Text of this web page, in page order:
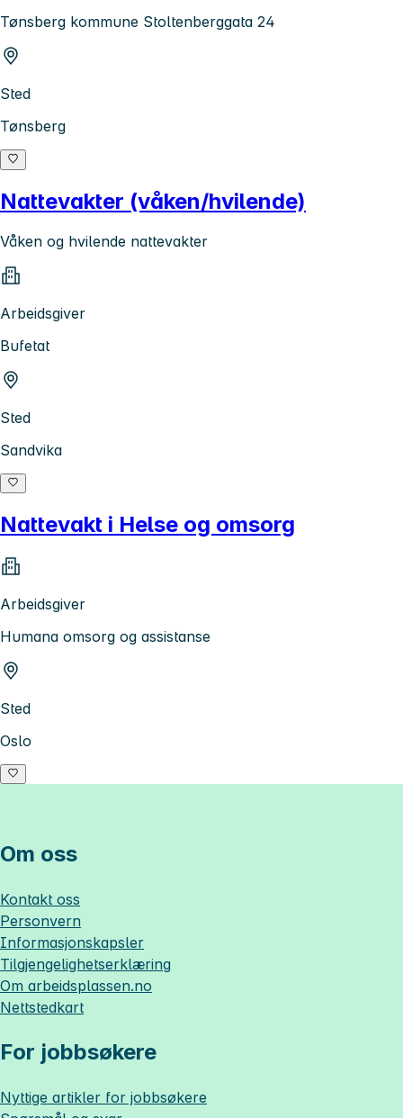
Tønsberg kommune Stoltenberggata 24
Sted
Tønsberg
Nattevakter (våken/hvilende)
Våken og hvilende nattevakter
Arbeidsgiver
Bufetat
Sted
Sandvika
Nattevakt i Helse og omsorg
Arbeidsgiver
Humana omsorg og assistanse
Sted
Oslo
Om oss
Kontakt oss
Personvern
Informasjonskapsler
Tilgjengelighetserklæring
Om arbeidsplassen.no
Nettstedkart
For jobbsøkere
Nyttige artikler for jobbsøkere